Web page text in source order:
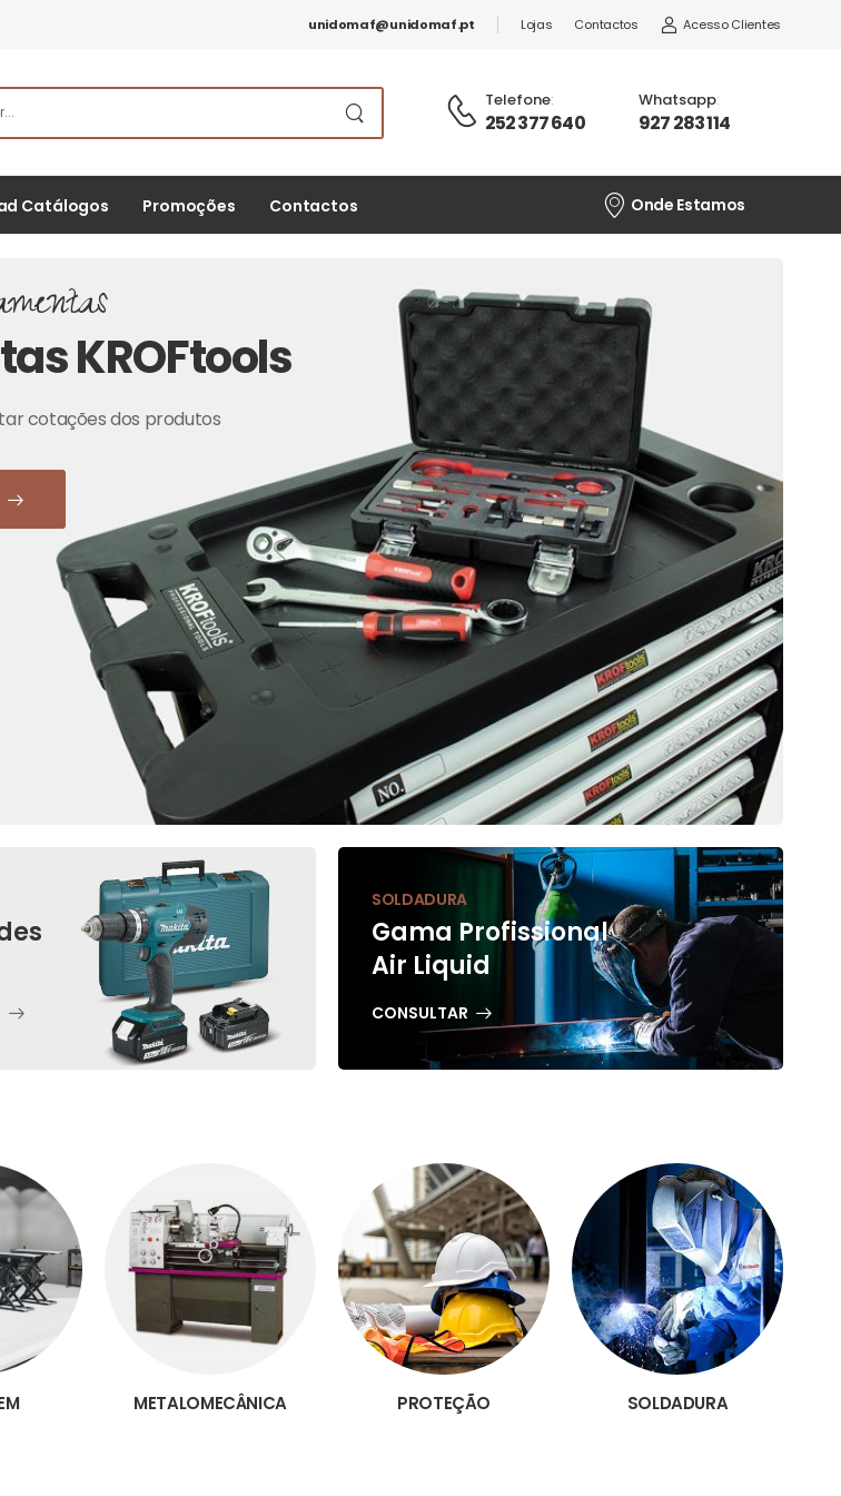
unidomaf@unidomaf.pt Lojas Contactos Acesso Clientes
Telefone:
252 377 640
Whatsapp:
927 283 114
Catálogos Promoções Contactos Onde Estamos
KROFtools
cotações dos produtos
SOLDADURA
Gama Profissional
Air Liquid
CONSULTAR
METALOMECÂNICA PROTEÇÃO SOLDADURA